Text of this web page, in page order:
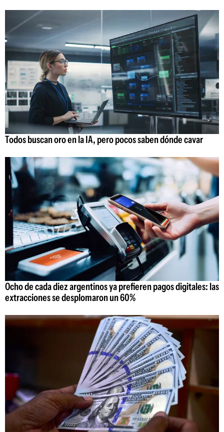
Todos buscan oro en la IA, pero pocos saben dónde cavar
Ocho de cada diez argentinos ya prefieren pagos digitales: las
extracciones se desplomaron un 60%